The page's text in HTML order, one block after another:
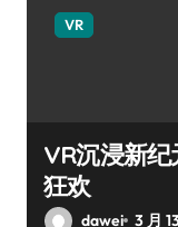
VR
VR沉浸新
狂欢
dawei 3 月